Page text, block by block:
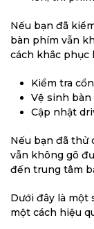
Nếu bạn đã
bàn phím vẫn
cách khắc phục
Kiểm tra
Vệ sinh bàn
Cập nhật
Nếu bạn đã thử
vẫn không gõ
đến trung tâm
Dưới đây là một
một cách hiệu